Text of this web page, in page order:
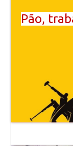
Pão,